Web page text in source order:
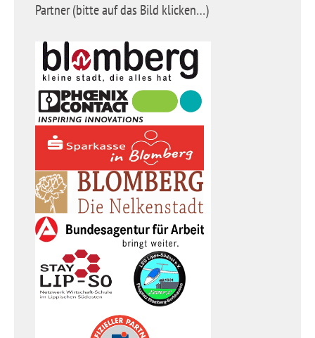
Partner (bitte auf das Bild klicken…)